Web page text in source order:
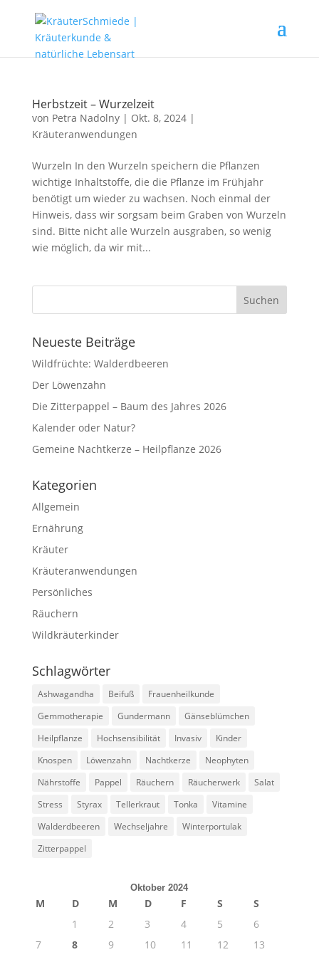
Herbstzeit – Wurzelzeit
von Petra Nadolny| Okt. 8, 2024|
Kräuteranwendungen
Wurzeln In den Wurzeln speichern die Pflanzen
wichtige Inhaltstoffe, die die Pflanze im Frühjahr
benötigt um wieder zu wachsen. Noch einmal der
Hinweis, dass wir sorgsam beim Graben von Wurzeln
sind. Bitte nicht alle Wurzeln ausgraben, so wenig
wie möglich, da wir mit...
Neueste Beiträge
Wildfrüchte: Walderdbeeren
Der Löwenzahn
Die Zitterpappel – Baum des Jahres 2026
Kalender oder Natur?
Gemeine Nachtkerze – Heilpflanze 2026
Kategorien
Allgemein
Ernährung
Kräuter
Kräuteranwendungen
Persönliches
Räuchern
Wildkräuterkinder
Schlagwörter
Ashwagandha Beifuß
Frauenheilkunde
Gemmotherapie
Gundermann
Gänseblümchen
Heilpflanze
Hochsensibilität Invasiv
Kinder
Knospen
Löwenzahn Nachtkerze
Neophyten
Nährstoffe
Pappel Räuchern Räucherwerk
Salat
Stress
Styrax Tellerkraut Tonka
Vitamine
Walderdbeeren
Wechseljahre
Winterportulak
Zitterpappel
Oktober 2024
M D M D F S
S
1
2 3 4 5
6
7
8 9 10 11 12 13